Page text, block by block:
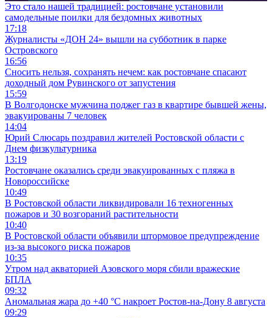
Это стало нашей традицией: ростовчане установили
самодельные поилки для бездомных животных
17:18
Журналисты «ДОН 24» вышли на субботник в парке
Островского
16:56
Сносить нельзя, сохранять нечем: как ростовчане спасают
доходный дом Рувинского от запустения
15:59
В Волгодонске мужчина поджег газ в квартире бывшей жены,
эвакуированы 7 человек
14:04
Юрий Слюсарь поздравил жителей Ростовской области с
Днем физкультурника
13:19
Ростовчане оказались среди эвакуированных с пляжа в
Новороссийске
10:49
В Ростовской области ликвидировали 16 техногенных
пожаров и 30 возгораний растительности
10:40
В Ростовской области объявили штормовое предупреждение
из-за высокого риска пожаров
10:35
Утром над акваторией Азовского моря сбили вражеские
БПЛА
09:32
Аномальная жара до +40 °C накроет Ростов-на-Дону 8 августа
09:29